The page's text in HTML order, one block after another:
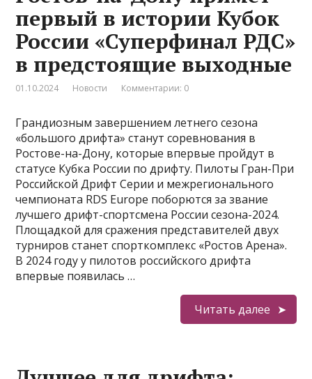
первый в истории Кубок
России «Суперфинал РДС»
в предстоящие выходные
01.10.2024 Новости Комментарии: 0
Грандиозным завершением летнего сезона
«большого дрифта» станут соревнования в
Ростове-на-Дону, которые впервые пройдут в
статусе Кубка России по дрифту. Пилоты Гран-При
Российской Дрифт Серии и межрегионального
чемпионата RDS Europe поборются за звание
лучшего дрифт-спортсмена России сезона-2024.
Площадкой для сражения представителей двух
турниров станет спорткомплекс «Ростов Арена».
В 2024 году у пилотов российского дрифта
впервые появилась …
Читать далее